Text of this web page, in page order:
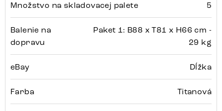
Množstvo na skladovacej palete 5
Balenie na
dopravu
Paket 1: B88 x T81 x H66 cm -
29 kg
eBay Dĺžka
Farba Titanová